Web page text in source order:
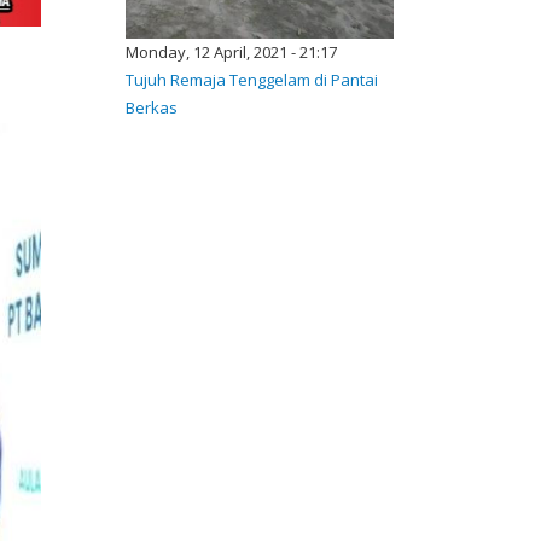
Monday, 12 April, 2021 - 21:17
Tujuh Remaja Tenggelam di Pantai
Berkas